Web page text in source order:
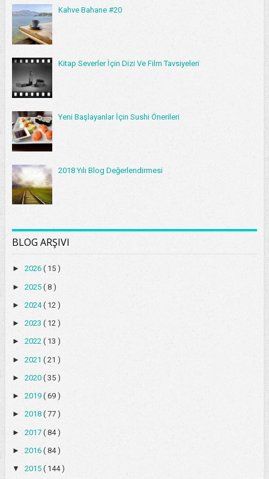
Kahve Bahane #20
Kitap Severler İçin Dizi Ve Film Tavsiyeleri
Yeni Başlayanlar İçin Sushi Önerileri
2018 Yılı Blog Değerlendirmesi
BLOG ARŞIVI
► 2026 ( 15 )
► 2025 ( 8 )
► 2024( 12 )
► 2023 ( 12 )
► 2022 ( 13 )
► 2021 ( 21 )
► 2020 ( 35 )
► 2019 ( 69 )
► 2018 ( 77 )
► 2017 ( 84 )
► 2016 ( 84 )
▼ 2015 ( 144 )